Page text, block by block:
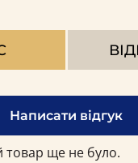
Написати відгук
товар ще не було.